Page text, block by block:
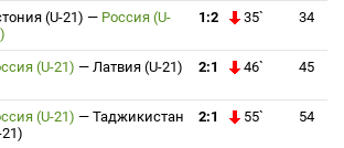
(U-21) — Россия (U-
1:2 35` 34
(U-21) — Латвия (U-21) 2:1 46` 45
(U-21) — Таджикистан
21)
2:1 55` 54